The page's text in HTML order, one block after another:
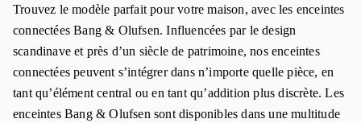
Trouvez le modèle parfait pour votre maison, avec les enceintes
connectées Bang & Olufsen. Influencées par le design
scandinave et près d’un siècle de patrimoine, nos enceintes
connectées peuvent s’intégrer dans n’importe quelle pièce, en
tant qu’élément central ou en tant qu’addition plus discrète. Les
enceintes Bang & Olufsen sont disponibles dans une multitude